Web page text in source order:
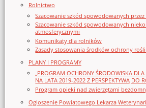
Rolnictwo
Szacowanie szkód spowodowanych przez
Szacowanie szkód spowodowanych
atmosferycznymi
Komunikaty dla rolników
Zasady stosowania środków ochrony
PLANY I PROGRAMY
„PROGRAM OCHRONY ŚRODOWISKA
NA LATA 2019-2022 Z PERSPEKTYWĄ DO
Program opieki nad zwierzętami
Ogloszenie Powiatowego Lekarza